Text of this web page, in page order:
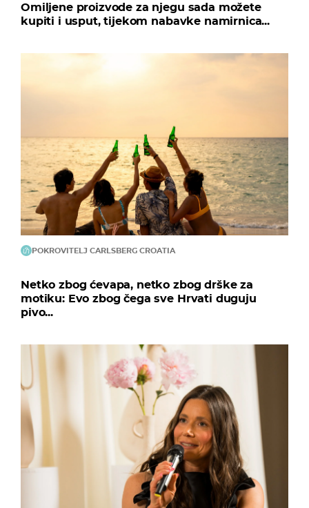
Omiljene proizvode za njegu sada možete
kupiti i usput, tijekom nabavke namirnica...
POKROVITELJ CARLSBERG CROATIA
Netko zbog ćevapa, netko zbog drške za
motiku: Evo zbog čega sve Hrvati duguju
pivo...